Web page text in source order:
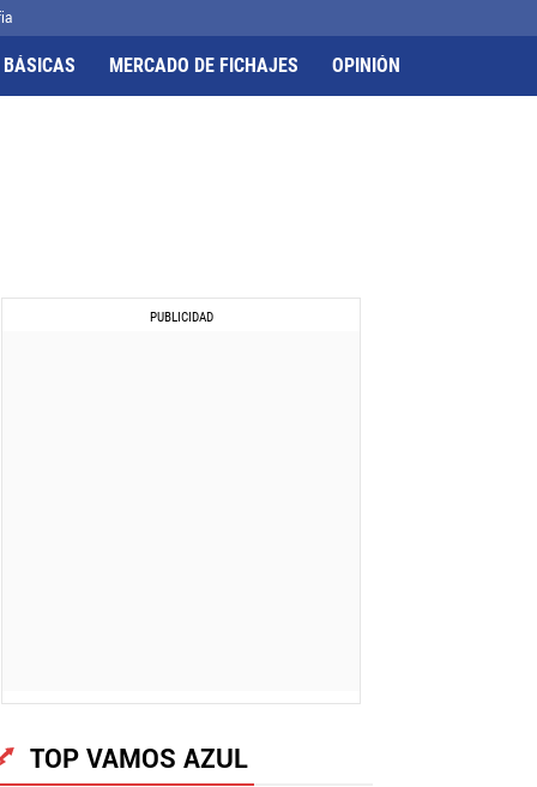
MERCADO DE FICHAJES OPINIÓN
TOP VAMOS AZUL